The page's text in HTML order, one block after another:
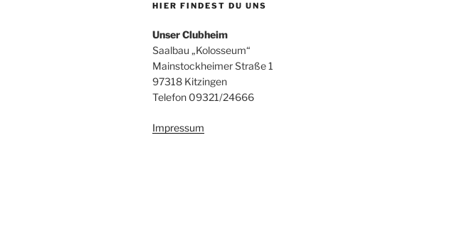
HIER FINDEST DU UNS
Unser Clubheim
Saalbau „Kolosseum“
Mainstockheimer Straße 1
97318 Kitzingen
Telefon 09321/24666
Impressum